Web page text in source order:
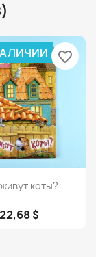
Просмотр
коты?
22,68 $
favorite_border